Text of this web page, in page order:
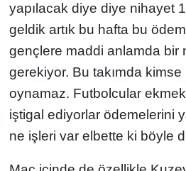
yapılacak diye diye nihayet
geldik artık bu hafta bu
gençlere maddi anlamda bir
gerekiyor. Bu takımda kimse
oynamaz. Futbolcular
iştigal ediyorlar ödemelerini
ne işleri var elbette ki böyle